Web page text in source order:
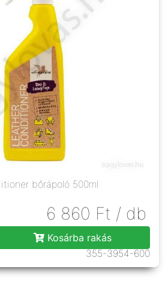
bőrápoló 500ml
6 860 Ft / db
Kosárba rakás
355-3954-600